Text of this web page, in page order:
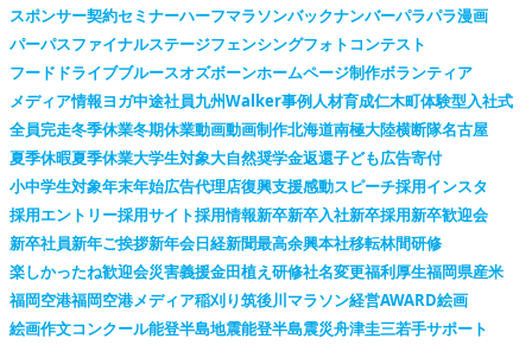
スポンサー契約セミナーハーフマラソンバックナンバーパラパラ漫画
パーパスファイナルステージフェンシングフォトコンテスト
フードドライブブルースオズボーンホームページ制作ボランティア
メディア情報ヨガ中途社員九州Walker事例人材育成仁木町体験型入社式
全員完走冬季休業冬期休業動画動画制作北海道南極大陸横断隊名古屋
夏季休暇夏季休業大学生対象大自然奨学金返還子ども広告寄付
小中学生対象年末年始広告代理店復興支援感動スピーチ採用インスタ
採用エントリー採用サイト採用情報新卒新卒入社新卒採用新卒歓迎会
新卒社員新年ご挨拶新年会日経新聞最高余興本社移転林間研修
楽しかったね歓迎会災害義援金田植え研修社名変更福利厚生福岡県産米
福岡空港福岡空港メディア稲刈り筑後川マラソン経営AWARD絵画
絵画作文コンクール能登半島地震能登半島震災舟津圭三若手サポート